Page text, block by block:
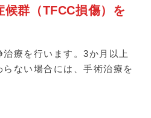
候群（TFCC損傷）を
治療を行います。3か月以上
ない場合には、手術治療を